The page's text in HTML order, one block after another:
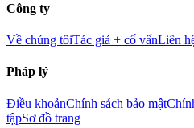
Công ty
Về chúng tôiTác giả + cố vấnLiên
Pháp lý
Điều khoảnChính sách bảo mật
tậpSơ đồ trang